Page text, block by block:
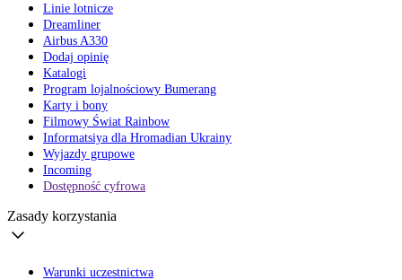
Linie lotnicze
Dreamliner
Airbus A330
Dodaj opinię
Katalogi
Program lojalnościowy Bumerang
Karty i bony
Filmowy Świat Rainbow
Informatsiya dla Hromadian Ukrainy
Wyjazdy grupowe
Incoming
Dostępność cyfrowa
Zasady korzystania
Warunki uczestnictwa